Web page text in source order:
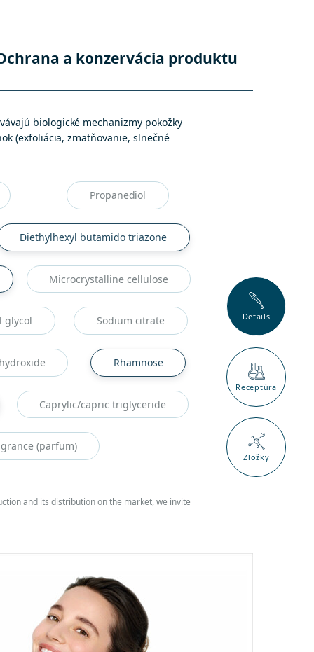
Details
Receptúra
Zložky
a konzervácia produktu
biologické mechanizmy pokožky
(exfoliácia, zmatňovanie, slnečné
Propanediol
Diethylhexyl butamido triazone
Microcrystalline cellulose
glycol Sodium citrate
Rhamnose
Caprylic/capric triglyceride
(parfum)
and its distribution on the market, we invite